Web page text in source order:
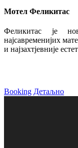
Мотел Феликитас
Феликитас је
најсавременијих
и најзахтјевније
Booking Детаљно